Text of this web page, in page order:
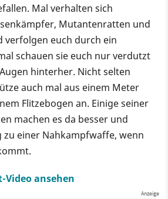
Mal verhalten sich
Mutantenratten und
verfolgen euch durch ein
schauen sie euch nur verdutzt
hinterher. Nicht selten
auch mal aus einem Meter
Flitzebogen an. Einige seiner
machen es da besser und
einer Nahkampfwaffe, wenn
Video ansehen